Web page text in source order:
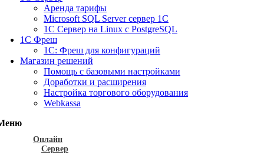
Аренда тарифы
Microsoft SQL Server сервер 1С
1С Сервер на Linux c PostgreSQL
1С Фреш
1С: Фреш для конфигураций
Магазин решений
Помощь с базовыми настройками
Доработки и расширения
Настройка торгового оборудования
Webkassa
Онлайн
Сервер